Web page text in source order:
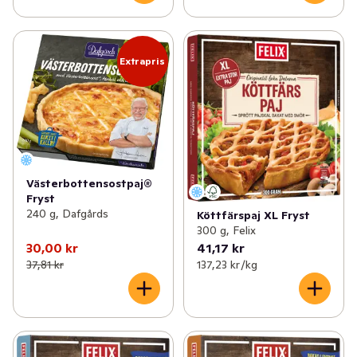
Extrapris
Västerbottensostpaj®
Fryst
240 g, Dafgårds
30,00 kr
37,81 kr
Köttfärspaj XL Fryst
300 g, Felix
41,17 kr
137,23 kr /kg